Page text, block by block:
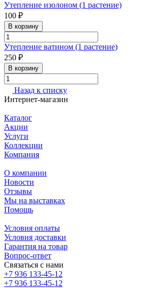
Утепление изолоном (1 растение)
100 ₽
В корзину
Утепление ватином (1 растение)
250 ₽
В корзину
Назад к списку
Интернет-магазин
Каталог
Акции
Услуги
Коллекции
Компания
О компании
Новости
Отзывы
Мы на выставках
Помощь
Условия оплаты
Условия доставки
Гарантия на товар
Вопрос-ответ
Связаться с нами
+7 936 133-45-12
+7 936 133-45-12